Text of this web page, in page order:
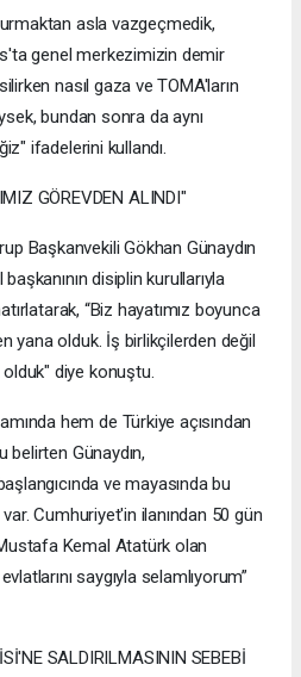
asla vazgeçmedik,
genel merkezimizin demir
nasıl gaza ve TOMA'ların
bundan sonra da aynı
ifadelerini kullandı.
GÖREVDEN ALINDI"
Başkanvekili Gökhan Günaydın
disiplin kurullarıyla
“Biz hayatımız boyunca
yana olduk. İş birlikçilerden değil
diye konuştu.
hem de Türkiye açısından
Günaydın,
ve mayasında bu
Cumhuriyet'in ilanından 50 gün
Kemal Atatürk olan
saygıyla selamlıyorum”
SALDIRILMASININ SEBEBİ